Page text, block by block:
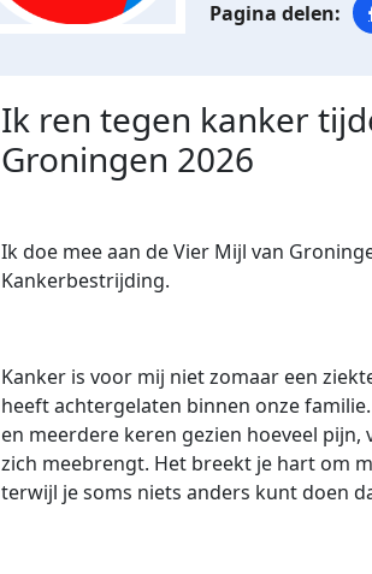
Ik ren tegen kanker
Groningen 2026
Ik doe mee aan de Vier Mijl van
Kankerbestrijding.
Kanker is voor mij niet zomaar een
heeft achtergelaten binnen onze
en meerdere keren gezien hoeveel
zich meebrengt. Het breekt je hart om
terwijl je soms niets anders kunt doen